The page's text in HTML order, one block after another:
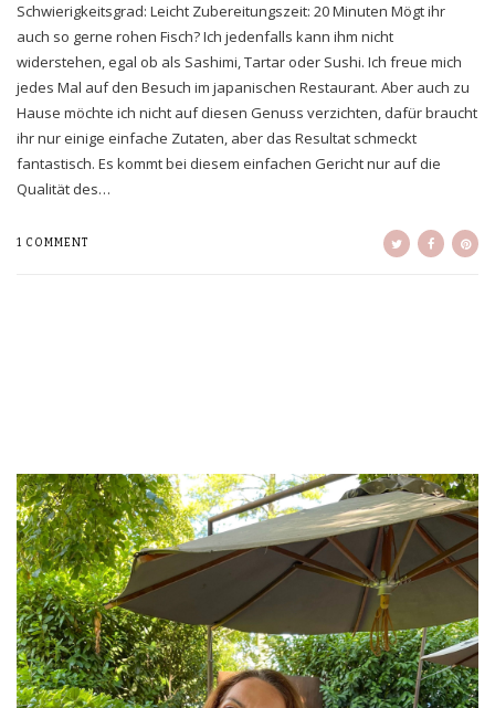
Schwierigkeitsgrad: Leicht Zubereitungszeit: 20 Minuten Mögt ihr
auch so gerne rohen Fisch? Ich jedenfalls kann ihm nicht
widerstehen, egal ob als Sashimi, Tartar oder Sushi. Ich freue mich
jedes Mal auf den Besuch im japanischen Restaurant. Aber auch zu
Hause möchte ich nicht auf diesen Genuss verzichten, dafür braucht
ihr nur einige einfache Zutaten, aber das Resultat schmeckt
fantastisch. Es kommt bei diesem einfachen Gericht nur auf die
Qualität des…
1 COMMENT